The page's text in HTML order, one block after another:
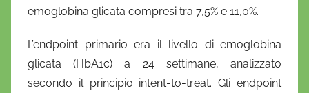
emoglobina glicata compresi tra 7,5% e 11,0%.
L’endpoint primario era il livello di emoglobina
glicata (HbA1c) a 24 settimane, analizzato
secondo il principio intent-to-treat. Gli endpoint